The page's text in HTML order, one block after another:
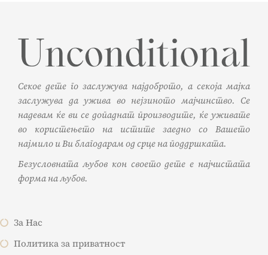
Секое дете го заслужува најдоброто, а секоја мајка
заслужува да ужива во нејзиното мајчинство. Се
надевам ќе ви се допаднат производите, ќе уживате
во користењето на истите заедно со Вашето
најмило и Ви благодарам од срце на поддршката.
Безусловната љубов кон своето дете е најчистата
форма на љубов.
За Нас
Политика за приватност